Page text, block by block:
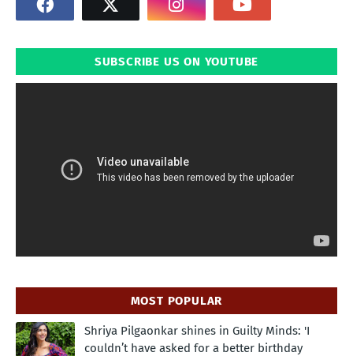
SUBSCRIBE US ON YOUTUBE
MOST POPULAR
Shriya Pilgaonkar shines in Guilty Minds: 'I
couldn’t have asked for a better birthday